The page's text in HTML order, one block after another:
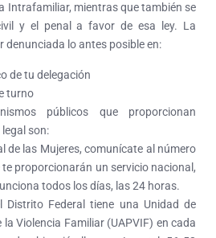
Intrafamiliar, mientras que también se
y el penal a favor de esa ley. La
denunciada lo antes posible en:
de tu delegación
turno
públicos que proporcionan
son:
las Mujeres, comunícate al número
proporcionarán un servicio nacional,
todos los días, las 24 horas.
Federal tiene una Unidad de
Violencia Familiar (UAPVIF) en cada